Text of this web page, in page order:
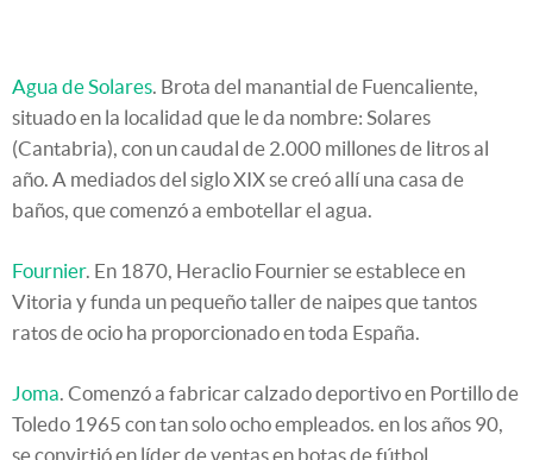
Agua de Solares. Brota del manantial de Fuencaliente,
situado en la localidad que le da nombre: Solares
(Cantabria), con un caudal de 2.000 millones de litros al
año. A mediados del siglo XIX se creó allí una casa de
baños, que comenzó a embotellar el agua.
Fournier. En 1870, Heraclio Fournier se establece en
Vitoria y funda un pequeño taller de naipes que tantos
ratos de ocio ha proporcionado en toda España.
Joma. Comenzó a fabricar calzado deportivo en Portillo de
Toledo 1965 con tan solo ocho empleados. en los años 90,
se convirtió en líder de ventas en botas de fútbol.